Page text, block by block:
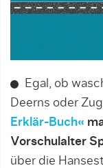
Egal, ob
Deerns oder
Erklär-Buch«
Vorschulalter
über die